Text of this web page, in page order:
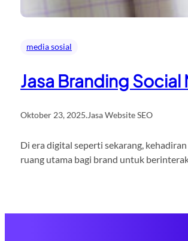
media sosial
Jasa Branding
Oktober 23, 2025.Jasa Website SEO
Di era digital seperti sekarang,
ruang utama bagi brand untuk